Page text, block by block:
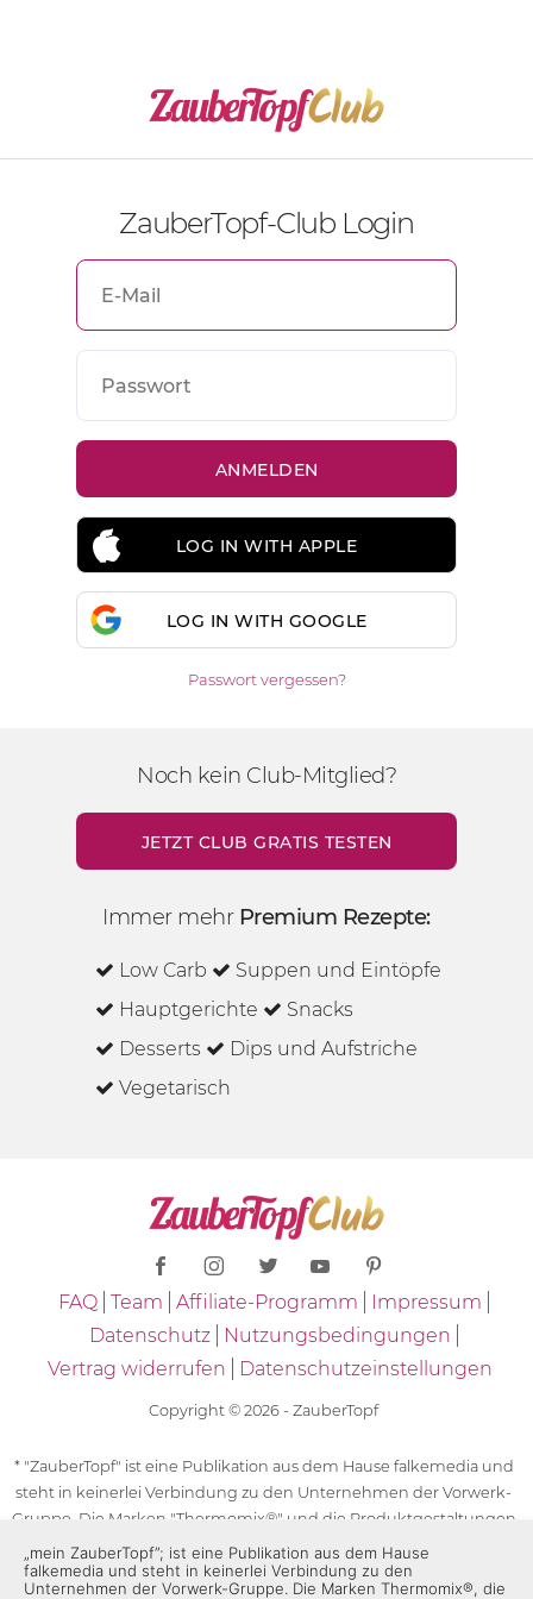
ZauberTopf-Club Login
LOG IN WITH APPLE
LOG IN WITH GOOGLE
Passwort vergessen?
Noch kein Club-Mitglied?
JETZT CLUB GRATIS TESTEN
Immer mehr Premium Rezepte:
Low Carb
Suppen und Eintöpfe
Hauptgerichte
Snacks
Desserts
Dips und Aufstriche
Vegetarisch
FAQ Team Affiliate-Programm
Impressum
Datenschutz
Nutzungsbedingungen
Vertrag widerrufen
Datenschutzeinstellungen
Copyright © 2026 - ZauberTopf
* "ZauberTopf" ist eine Publikation aus dem Hause falkemedia und
steht in keinerlei Verbindung zu den Unternehmen der Vorwerk-
Gruppe. Die Marken "Thermomix®" und die Produktgestaltungen
des "Thermomix®" sind eingetragene Marken der Unternehmen
der Vorwerk-Gruppe. Die Marken Thermomix®, die Zeichen TM5®,
„mein ZauberTopf”; ist eine Publikation aus dem Hause
falkemedia und steht in keinerlei Verbindung zu den
Unternehmen der Vorwerk-Gruppe. Die Marken Thermomix®, die